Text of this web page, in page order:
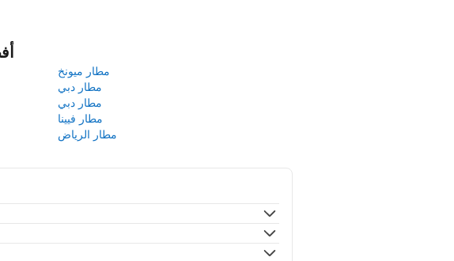
مطار ميونخ
مطار دبي
مطار دبي
مطار فيينا
مطار الرياض